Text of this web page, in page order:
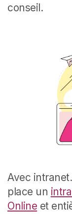
conseil.
Avec
place un
Online et